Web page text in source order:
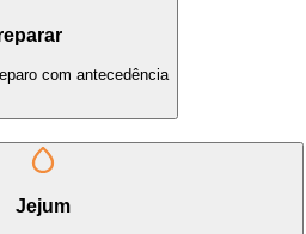
com antecedência
Jejum